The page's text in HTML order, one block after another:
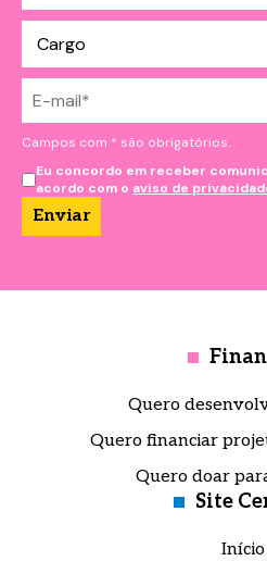
Campos com * são obrigatórios.
Eu concordo em receber
acordo com o aviso de
Quero
Quero financiar
Quero doar
Site
Início